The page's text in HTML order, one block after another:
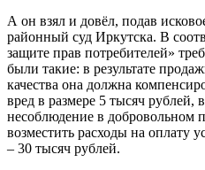
А он взял и довёл, подав
районный суд Иркутска. В
защите прав потребителей»
были такие: в результате
качества она должна
вред в размере 5 тысяч рублей,
несоблюдение в добровольном
возместить расходы на оплату
– 30 тысяч рублей.